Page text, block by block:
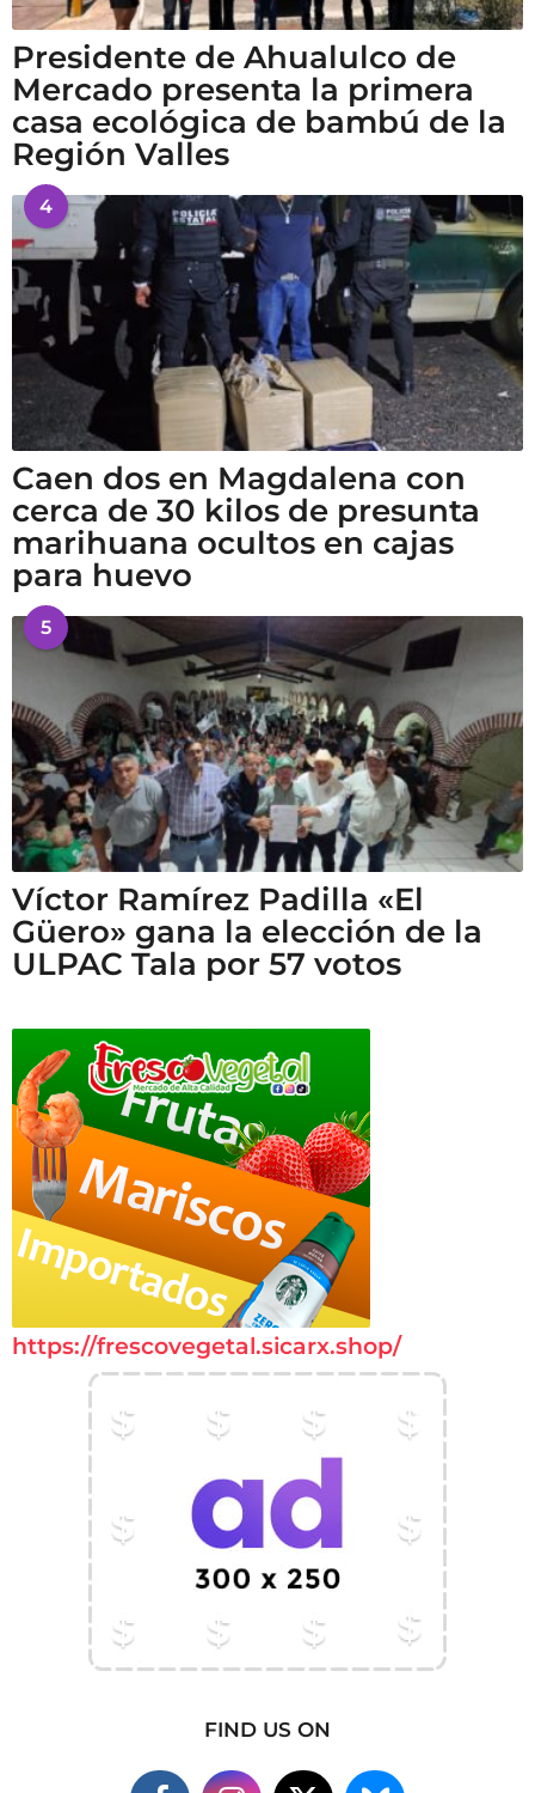
Presidente de Ahualulco de
Mercado presenta la primera
casa ecológica de bambú de la
Región Valles
4
Caen dos en Magdalena con
cerca de 30 kilos de presunta
marihuana ocultos en cajas
para huevo
5
Víctor Ramírez Padilla «El
Güero» gana la elección de la
ULPAC Tala por 57 votos
https://frescovegetal.sicarx.shop/
FIND US ON